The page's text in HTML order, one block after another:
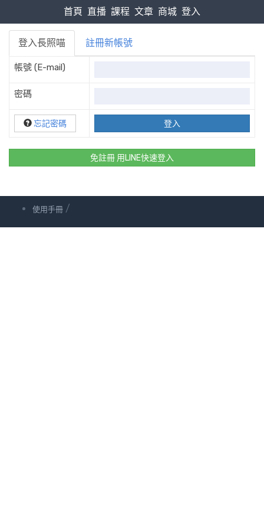
首頁 直播 課程 文章 商城 登入
登入長照喵 註冊新帳號
帳號 (E-mail)
密碼
忘記密碼
免註冊 用LINE快速登入
使用手冊 /